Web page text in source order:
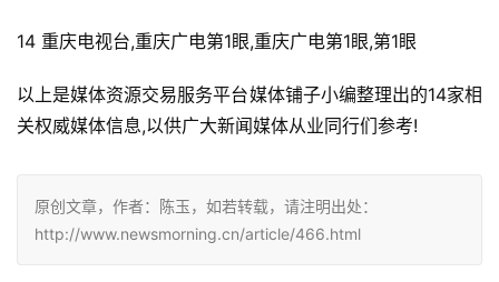
14 重庆电视台,重庆广电第1眼,重庆广电第1眼,第1眼
以上是媒体资源交易服务平台媒体铺子小编整理出的14家相
关权威媒体信息,以供广大新闻媒体从业同行们参考!
原创文章，作者：陈玉，如若转载，请注明出处：
http://www.newsmorning.cn/article/466.html